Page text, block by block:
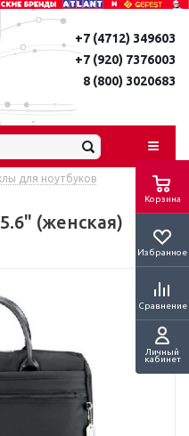
Корзина
Избранное
Сравнение
Личный
кабинет
+7 (4712) 349603
+7 (920) 7376003
8 (800) 3020683
для ноутбуков
(женская)